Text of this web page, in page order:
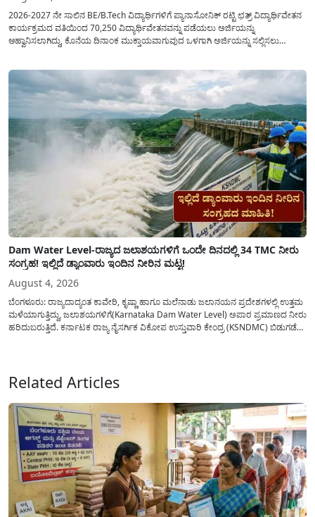
2026-2027 ನೇ ಸಾಲಿನ BE/B.Tech ವಿದ್ಯಾರ್ಥಿಗಳಿಗೆ ಪ್ಯಾನಾಸೋನಿಕ್ ರಟ್ಟಿ ಛತ್ರ್ ವಿದ್ಯಾರ್ಥಿವೇತನ
ಕಾರ್ಯಕ್ರಮದ ವತಿಯಿಂದ 70,250 ವಿದ್ಯಾರ್ಥಿವೇತನವನ್ನು ಪಡೆಯಲು ಅರ್ಜಿಯನ್ನು
ಆಹ್ವಾನಿಸಲಾಗಿದ್ದು, ಕೊನೆಯ ದಿನಾಂಕ ಮುಕ್ತಾಯವಾಗುವುದ ಒಳಗಾಗಿ ಅರ್ಜಿಯನ್ನು ಸಲ್ಲಿಸಲು
ಜಾರಿಗೆ...
Dam Water Level-ರಾಜ್ಯದ ಜಲಾಶಯಗಳಿಗೆ ಒಂದೇ ದಿನದಲ್ಲಿ 34 TMC ನೀರು
ಸಂಗ್ರಹ! ಇಲ್ಲಿದೆ ಡ್ಯಾಂವಾರು ಇಂದಿನ ನೀರಿನ ಮಟ್ಟ!
August 4, 2026
ಬೆಂಗಳೂರು: ರಾಜ್ಯದಾದ್ಯಂತ ಕಾವೇರಿ, ಕೃಷ್ಣಾ ಹಾಗೂ ಮಲೆನಾಡು ಜಲಾನಯನ ಪ್ರದೇಶಗಳಲ್ಲಿ ಉತ್ತಮ
ಮಳೆಯಾಗುತ್ತಿದ್ದು, ಜಲಾಶಯಗಳಿಗೆ(Karnataka Dam Water Level) ಅಪಾರ ಪ್ರಮಾಣದ ನೀರು
ಹರಿದುಬರುತ್ತಿದೆ. ಕರ್ನಾಟಕ ರಾಜ್ಯ ನೈಸರ್ಗಿಕ ವಿಕೋಪ ಉಸ್ತುವಾರಿ ಕೇಂದ್ರ (KSNDMC) ಬಿಡುಗಡೆ
Related Articles